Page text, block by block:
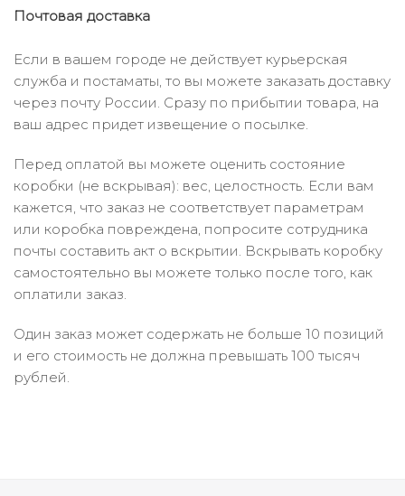
Почтовая доставка
Если в вашем городе не действует курьерская
служба и постаматы, то вы можете заказать доставку
через почту России. Сразу по прибытии товара, на
ваш адрес придет извещение о посылке.
Перед оплатой вы можете оценить состояние
коробки (не вскрывая): вес, целостность. Если вам
кажется, что заказ не соответствует параметрам
или коробка повреждена, попросите сотрудника
почты составить акт о вскрытии. Вскрывать коробку
самостоятельно вы можете только после того, как
оплатили заказ.
Один заказ может содержать не больше 10 позиций
и его стоимость не должна превышать 100 тысяч
рублей.